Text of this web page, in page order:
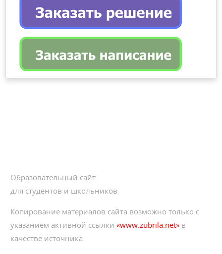
Образовательный сайт
для студентов и школьников
Копирование материалов сайта возможно только с
указанием активной ссылки«www.zubrila.net» в
качестве источника.